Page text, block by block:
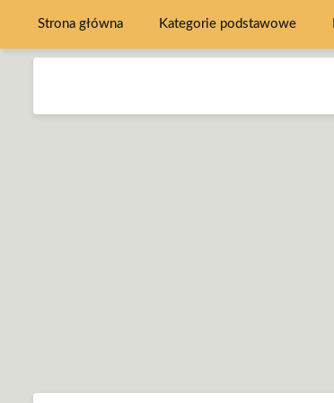
Strona główna Kategorie podstawowe